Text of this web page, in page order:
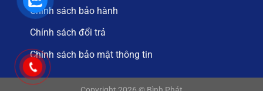
Chính sách bảo hành
Chính sách đổi trả
Chính sách bảo mật thông tin